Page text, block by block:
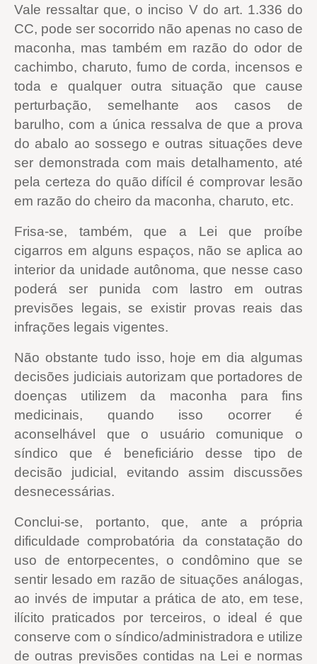
Vale ressaltar que, o inciso V do art. 1.336 do
CC, pode ser socorrido não apenas no caso de
maconha, mas também em razão do odor de
cachimbo, charuto, fumo de corda, incensos e
toda e qualquer outra situação que cause
perturbação, semelhante aos casos de
barulho, com a única ressalva de que a prova
do abalo ao sossego e outras situações deve
ser demonstrada com mais detalhamento, até
pela certeza do quão difícil é comprovar lesão
em razão do cheiro da maconha, charuto, etc.
Frisa-se, também, que a Lei que proíbe
cigarros em alguns espaços, não se aplica ao
interior da unidade autônoma, que nesse caso
poderá ser punida com lastro em outras
previsões legais, se existir provas reais das
infrações legais vigentes.
Não obstante tudo isso, hoje em dia algumas
decisões judiciais autorizam que portadores de
doenças utilizem da maconha para fins
medicinais, quando isso ocorrer é
aconselhável que o usuário comunique o
síndico que é beneficiário desse tipo de
decisão judicial, evitando assim discussões
desnecessárias.
Conclui-se, portanto, que, ante a própria
dificuldade comprobatória da constatação do
uso de entorpecentes, o condômino que se
sentir lesado em razão de situações análogas,
ao invés de imputar a prática de ato, em tese,
ilícito praticados por terceiros, o ideal é que
conserve com o síndico/administradora e utilize
de outras previsões contidas na Lei e normas